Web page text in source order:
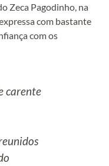
Zeca Pagodinho, na
com bastante
com os
carente